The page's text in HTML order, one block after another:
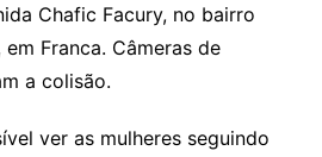
Chafic Facury, no bairro
Franca. Câmeras de
a colisão.
ver as mulheres seguindo